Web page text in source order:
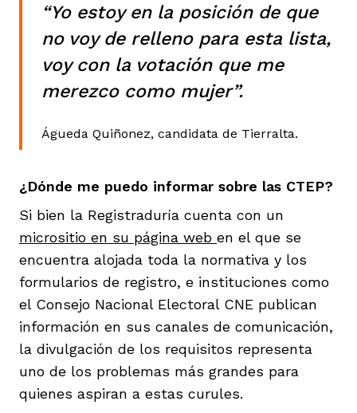
“Yo estoy en la posición de que
no voy de relleno para esta lista,
voy con la votación que me
merezco como mujer”.
Águeda Quiñonez, candidata de Tierralta.
¿Dónde me puedo informar sobre las CTEP?
Si bien la Registraduría cuenta con un
micrositio en su página web en el que se
encuentra alojada toda la normativa y los
formularios de registro, e instituciones como
el Consejo Nacional Electoral CNE publican
información en sus canales de comunicación,
la divulgación de los requisitos representa
uno de los problemas más grandes para
quienes aspiran a estas curules.